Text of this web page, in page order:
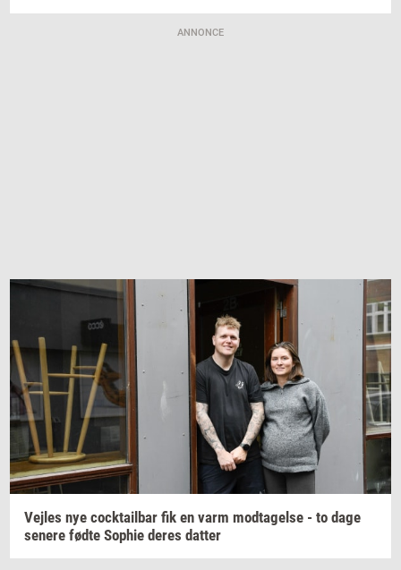
ANNONCE
Vej­les nye co­ck­tail­bar fik en varm mod­ta­gel­se - to dage
se­ne­re fødte Sop­hie deres dat­ter